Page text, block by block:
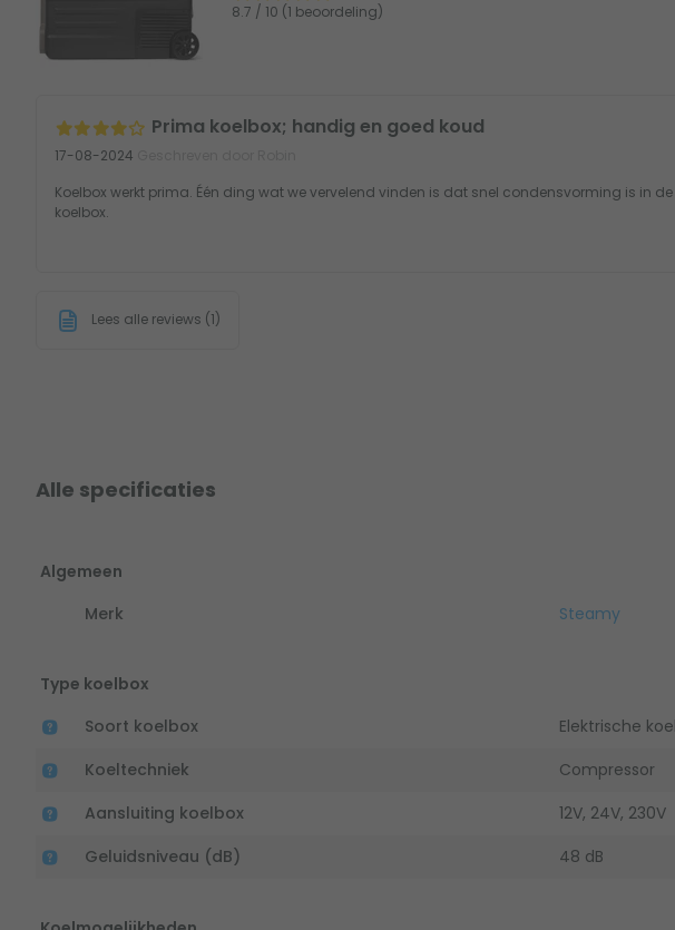
8.7 / 10 (1 beoordeling)
Prima koelbox; handig en goed koud
17-08-2024
Koelbox werkt prima. Één ding wat we vervelend vinden is dat snel condensvorming is in de
koelbox.
Lees alle reviews (1)
Alle specificaties
Algemeen
Merk
Steamy
Type koelbox
Soort koelbox
Elektrische
Koeltechniek
Compressor
Aansluiting koelbox
12V, 24V, 230V
Geluidsniveau (dB)
48 dB